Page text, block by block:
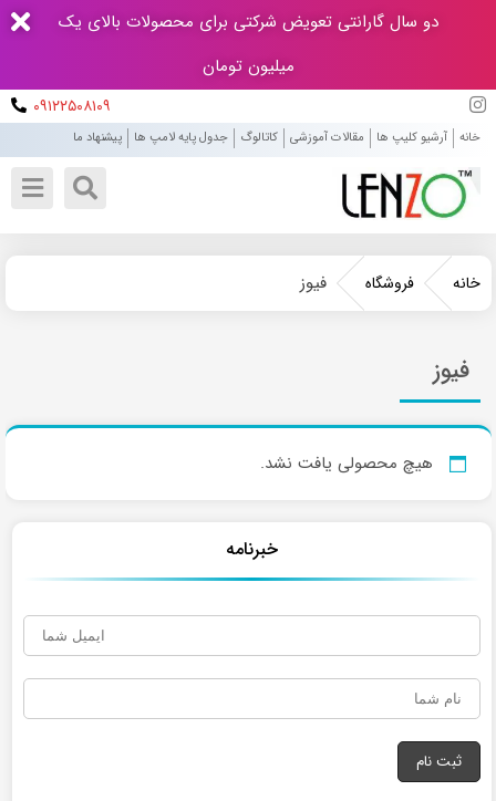
دو سال گارانتی تعویض شرکتی برای محصولات بالای یک
میلیون تومان
۰۹۱۲۲۵۰۸۱۰۹
خانه آرشیو کلیپ ها مقالات آموزشی کاتالوگ جدول پایه لامپ ها پیشنهاد ما
خانه فروشگاه فیوز
فیوز
هیچ محصولی یافت نشد.
خبرنامه